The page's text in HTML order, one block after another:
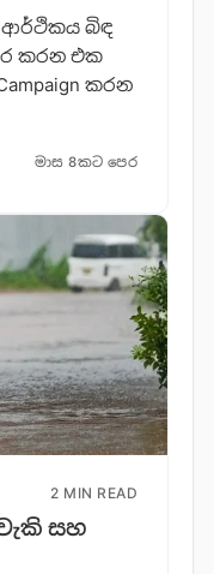
ආර්ථිකය බිඳ
කරන එක
කරන
මාස 8කට පෙර
2 MIN READ
සහ